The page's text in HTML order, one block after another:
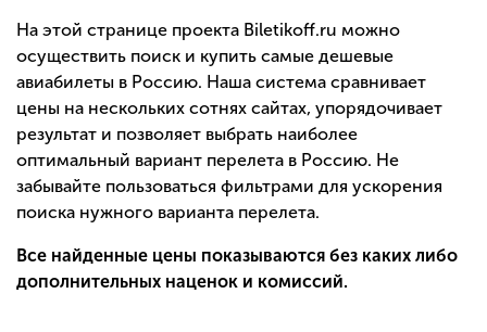
На этой странице проекта Biletikoff.ru можно
осуществить поиск и купить самые дешевые
авиабилеты в Россию. Наша система сравнивает
цены на нескольких сотнях сайтах, упорядочивает
результат и позволяет выбрать наиболее
оптимальный вариант перелета в Россию. Не
забывайте пользоваться фильтрами для ускорения
поиска нужного варианта перелета.
Все найденные цены показываются без каких либо
дополнительных наценок и комиссий.